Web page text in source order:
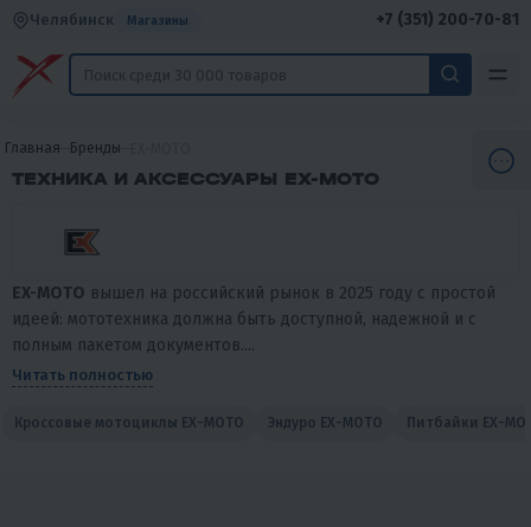
Челябинск Магазины +7 (351) 200-70-81
Главная Бренды
ТЕХНИКА И АКСЕССУАРЫ EX-MOTO
EX-MOTO вышел на российский рынок в 2025 году с простой
идеей: мототехника должна быть доступной, надежной и с
полным пакетом документов....
Читать полностью
Кроссовые мотоциклы EX-MOTO Эндуро EX-MOTO Питбайки EX-